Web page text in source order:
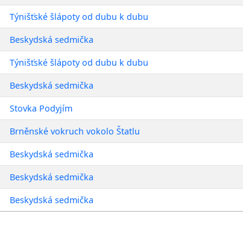
Týnišťské šlápoty od dubu k dubu
Beskydská sedmička
Týnišťské šlápoty od dubu k dubu
Beskydská sedmička
Stovka Podyjím
Brněnské vokruch vokolo Štatlu
Beskydská sedmička
Beskydská sedmička
Beskydská sedmička